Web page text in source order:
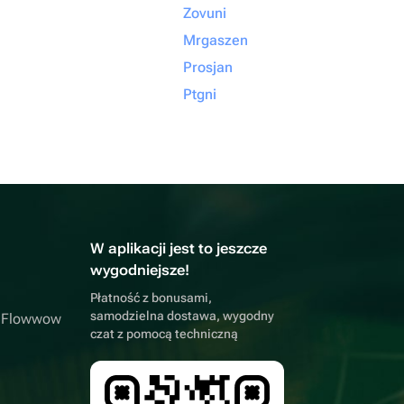
Zovuni
Mrgaszen
Prosjan
Ptgni
W aplikacji jest to jeszcze
wygodniejsze!
Płatność z bonusami,
samodzielna dostawa, wygodny
czat z pomocą techniczną